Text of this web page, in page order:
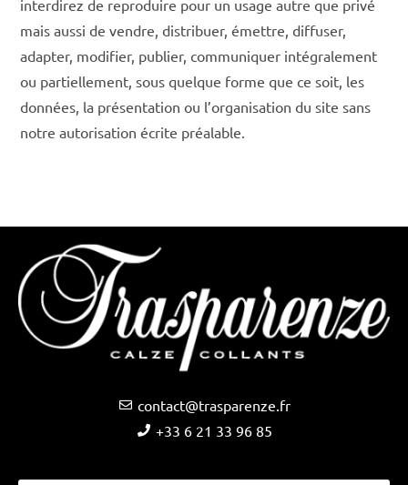
interdirez de reproduire pour un usage autre que privé
mais aussi de vendre, distribuer, émettre, diffuser,
adapter, modifier, publier, communiquer intégralement
ou partiellement, sous quelque forme que ce soit, les
données, la présentation ou l’organisation du site sans
notre autorisation écrite préalable.
contact@trasparenze.fr
+33 6 21 33 96 85